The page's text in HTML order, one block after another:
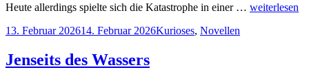
Heute allerdings spielte sich die Katastrophe in einer … weiterlesen
Veröffentlicht
13. Februar 202614. Februar 2026Kategorien
Kurioses, Novellen
Jenseits des Wassers